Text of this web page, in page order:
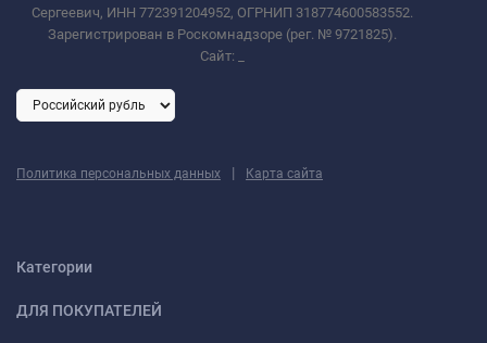
Сергеевич, ИНН 772391204952, ОГРНИП 318774600583552.
Зарегистрирован в Роскомнадзоре (рег. № 9721825).
Сайт:
Политика персональных данных | Карта сайта
Категории
ДЛЯ ПОКУПАТЕЛЕЙ